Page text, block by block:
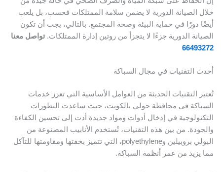
خلال الصيانة الدورية لا يضمن سلامة الممتلكات فحسب، بل يلعب
أيضًا دورًا في حماية البيئة وصحة المجتمع. بالتالي، يجب أن تكون
الصيانة الدورية جزءًا لا يتجزأ من روتين إدارة الممتلكات.تواصل معنا
66493272
أحدث التقنيات في مجال السباكة
تُعتبر التقنيات الحديثة من العوامل الأساسية التي تعزز خدمات
السباكة في محافظة حولي بالكويت، حيث ساعدت التطورات
التكنولوجية في إدخال أدوات ومواد جديدة أدت إلى تحسين الكفاءة
والجودة. من بين هذه التقنيات، تُستخدم الأنابيب المصنوعة من
البولي بروبيلين وpolyethylene، التي تتميز بخفتها ومقاومتها للتآكل
مما يزيد من عمر أنظمة السباكة.